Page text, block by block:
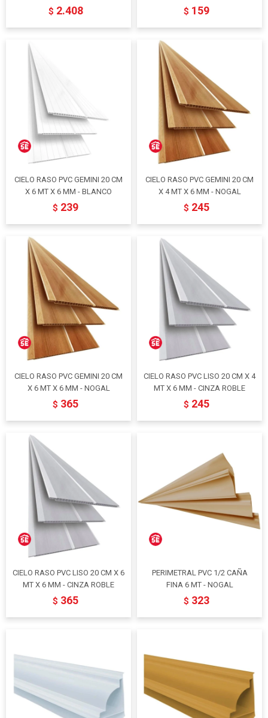
$ 2.408 $ 159
CIELO RASO PVC GEMINI 20 CM
X 6 MT X 6 MM - BLANCO
$ 239
CIELO RASO PVC GEMINI 20 CM
X 4 MT X 6 MM - NOGAL
$ 245
CIELO RASO PVC GEMINI 20 CM
X 6 MT X 6 MM - NOGAL
$ 365
CIELO RASO PVC LISO 20 CM X 4
MT X 6 MM - CINZA ROBLE
$ 245
CIELO RASO PVC LISO 20 CM X 6
MT X 6 MM - CINZA ROBLE
$ 365
PERIMETRAL PVC 1/2 CAÑA
FINA 6 MT - NOGAL
$ 323